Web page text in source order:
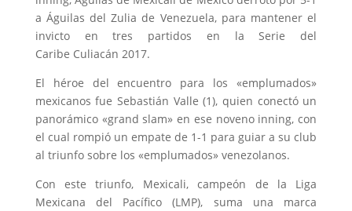
a Águilas del Zulia de Venezuela, para mantener el
invicto en tres partidos en la Serie del
Caribe Culiacán 2017.
El héroe del encuentro para los «emplumados»
mexicanos fue Sebastián Valle (1), quien conectó un
panorámico «grand slam» en ese noveno inning, con
el cual rompió un empate de 1-1 para guiar a su club
al triunfo sobre los «emplumados» venezolanos.
Con este triunfo, Mexicali, campeón de la Liga
Mexicana del Pacífico (LMP), suma una marca